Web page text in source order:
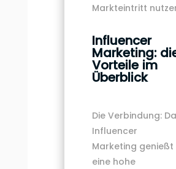
Markteintritt
Influencer
Marketing:
Vorteile im
Überblick
Die Verbindung:
Influencer
Marketing genießt
eine hohe